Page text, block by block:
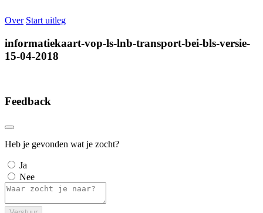
Over Start uitleg
informatiekaart-vop-ls-lnb-transport-bei-bls-versie-
15-04-2018
Feedback
Heb je gevonden wat je zocht?
Ja
Nee